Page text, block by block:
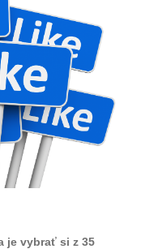
je vybrať si z 35